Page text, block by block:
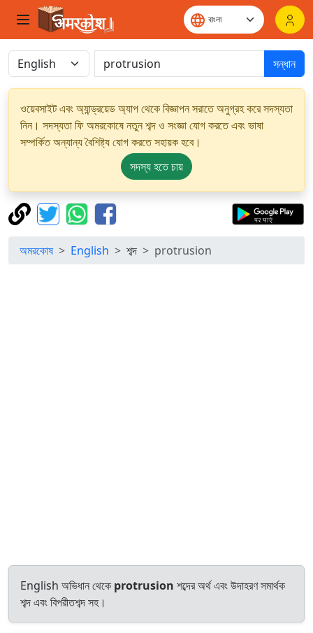
সন্ধান
ওয়েবসাইট এবং অ্যান্ড্রয়েড অ্যাপ থেকে বিজ্ঞাপন সরাতে অনুগ্রহ করে সদস্যতা
নিন। সদস্যতা ফি অমরকোষে নতুন শব্দ ও সংজ্ঞা যোগ করতে এবং ভাষা
সম্পর্কিত অন্যান্য বৈশিষ্ট্য যোগ করতে সহায়ক হবে।
সদস্য হতে চায়
অমরকোষ English শব্দ protrusion
English অভিধান থেকে protrusion শব্দের অর্থ এবং উদাহরণ সমার্থক
শব্দ এবং বিপরীতশব্দ সহ।